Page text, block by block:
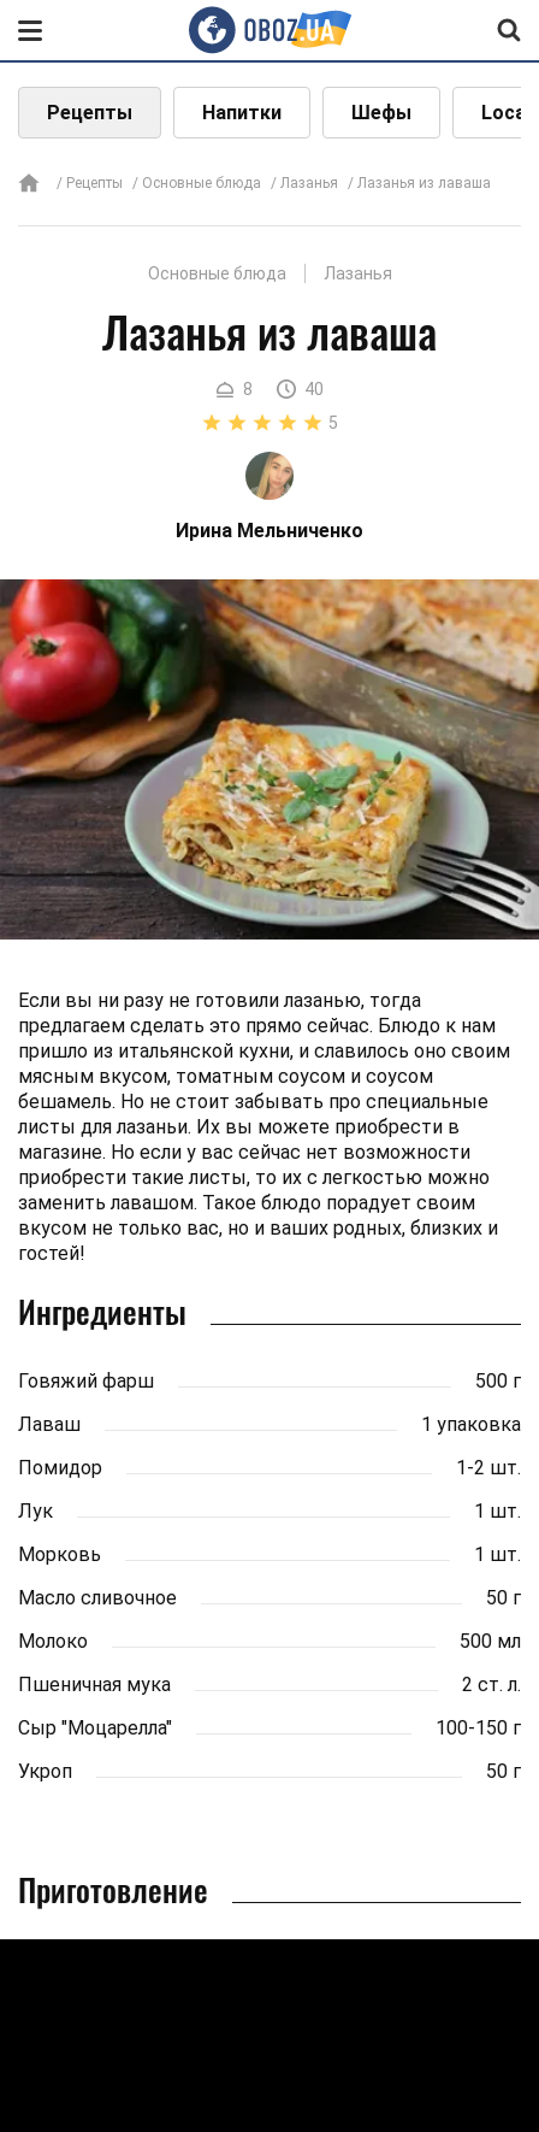
Рецепты Напитки Шефы Local
Рецепты Основные блюда Лазанья Лазанья из лаваша
Основные блюда Лазанья
Лазанья из лаваша
8
40
5
Ирина Мельниченко
Если вы ни разу не готовили лазанью, тогда
предлагаем сделать это прямо сейчас. Блюдо к нам
пришло из итальянской кухни, и славилось оно своим
мясным вкусом, томатным соусом и соусом
бешамель. Но не стоит забывать про специальные
листы для лазаньи. Их вы можете приобрести в
магазине. Но если у вас сейчас нет возможности
приобрести такие листы, то их с легкостью можно
заменить лавашом. Такое блюдо порадует своим
вкусом не только вас, но и ваших родных, близких и
гостей!
Ингредиенты
Говяжий фарш
500 г
Лаваш
1 упаковка
Помидор
1-2 шт.
Лук
1 шт.
Морковь
1 шт.
Масло сливочное
50 г
Молоко
500 мл
Пшеничная мука
2 ст. л.
Сыр "Моцарелла"
100-150 г
Укроп
50 г
Приготовление